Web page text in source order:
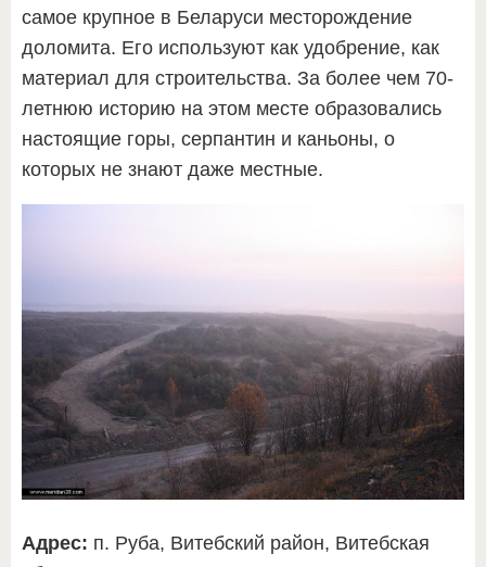
самое крупное в Беларуси месторождение
доломита. Его используют как удобрение, как
материал для строительства. За более чем 70-
летнюю историю на этом месте образовались
настоящие горы, серпантин и каньоны, о
которых не знают даже местные.
Адрес: п. Руба, Витебский район, Витебская